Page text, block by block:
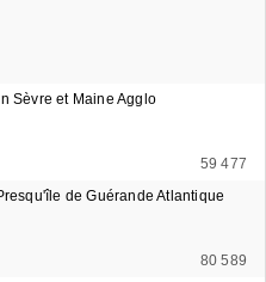
Sèvre et Maine Agglo
59 477
de Guérande Atlantique
80 589